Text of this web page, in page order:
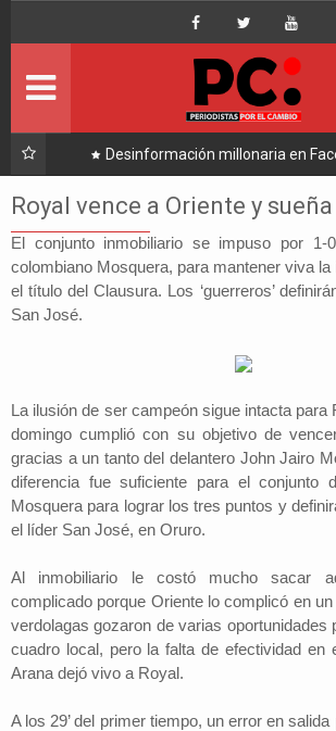
Alto
Desinformación millonaria en
Manfred y golpea a Tuto y
Royal vence a Oriente y
El conjunto inmobiliario se impuso por
colombiano Mosquera, para mantener viva la
el título del Clausura. Los ‘guerreros’
San José.
La ilusión de ser campeón sigue intacta para
domingo cumplió con su objetivo de
gracias a un tanto del delantero John Jairo
diferencia fue suficiente para el conjunto
Mosquera para lograr los tres puntos y
el líder San José, en Oruro.
Al inmobiliario le costó mucho sacar
complicado porque Oriente lo complicó en
verdolagas gozaron de varias oportunidades
cuadro local, pero la falta de efectividad en
Arana dejó vivo a Royal.
A los 29’ del primer tiempo, un error en
Portada
Ultimo
Economía
Mundo
Lee Más